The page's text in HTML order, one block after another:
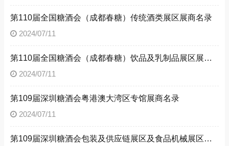
第110届全国糖酒会（成都春糖）传统酒类展区展商名录
2024/07/11
第110届全国糖酒会（成都春糖）饮品及乳制品展区展商名录
2024/07/11
第109届深圳糖酒会粤港澳大湾区专馆展商名录
2024/07/11
第109届深圳糖酒会包装及供应链展区及食品机械展区展商名录